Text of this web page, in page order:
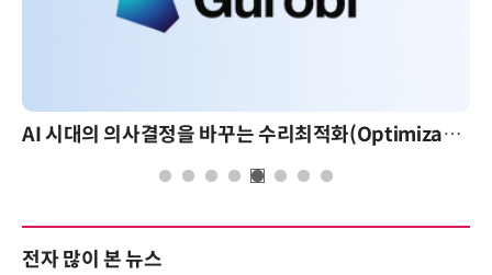
AI 시대의 의사결정을 바꾸는 수리최적화(Optimization): 실제 산업 적용 사례와 활용 전략
전자 많이 본 뉴스